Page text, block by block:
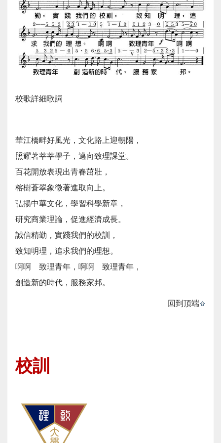
校歌詳細歌詞
華江橋畔好風光，文化路上迎朝陽，
照耀著莘莘學子，邁向致理課堂。
百花開放表現出青春茁壯，
榕樹蒼翠象徵著進取向上。
弘揚中華文化，學習科學新章，
研究商業理論，促進經濟成長。
誠信精勤，實踐我們的校訓，
致知明理，追求我們的理想。
啊啊 致理青年，啊啊 致理青年，
創造新的時代，服務家邦。
回到頂端
校訓